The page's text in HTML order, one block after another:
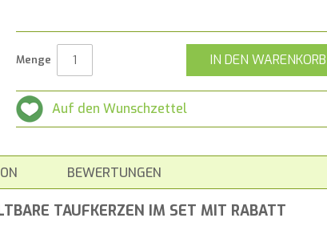
Menge IN DEN WARENKORB
Auf den Wunschzettel
BEWERTUNGEN
TAUFKERZEN IM SET MIT RABATT